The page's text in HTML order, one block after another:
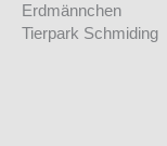
Erdmännchen
Tierpark Schmiding